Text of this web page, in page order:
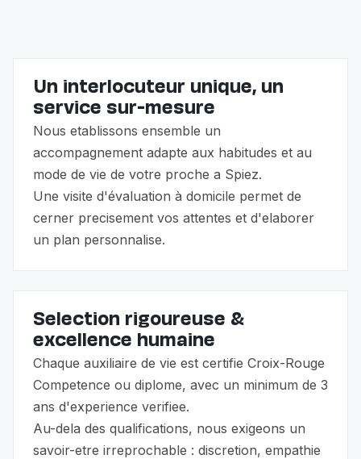
Un interlocuteur unique, un
service sur-mesure
Nous etablissons ensemble un
accompagnement adapte aux habitudes et au
mode de vie de votre proche a Spiez.
Une visite d'évaluation à domicile permet de
cerner precisement vos attentes et d'elaborer
un plan personnalise.
Selection rigoureuse &
excellence humaine
Chaque auxiliaire de vie est certifie Croix-Rouge
Competence ou diplome, avec un minimum de 3
ans d'experience verifiee.
Au-dela des qualifications, nous exigeons un
savoir-etre irreprochable : discretion, empathie